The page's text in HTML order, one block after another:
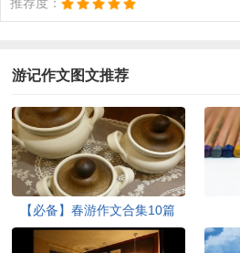
游记作文图文推荐
【必备】春游作文合集10篇